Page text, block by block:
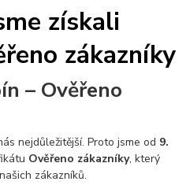
získali
zákazníky
– Ověřeno
nejdůležitější. Proto jsme od 9.
Ověřeno zákazníky, který
zákazníků.